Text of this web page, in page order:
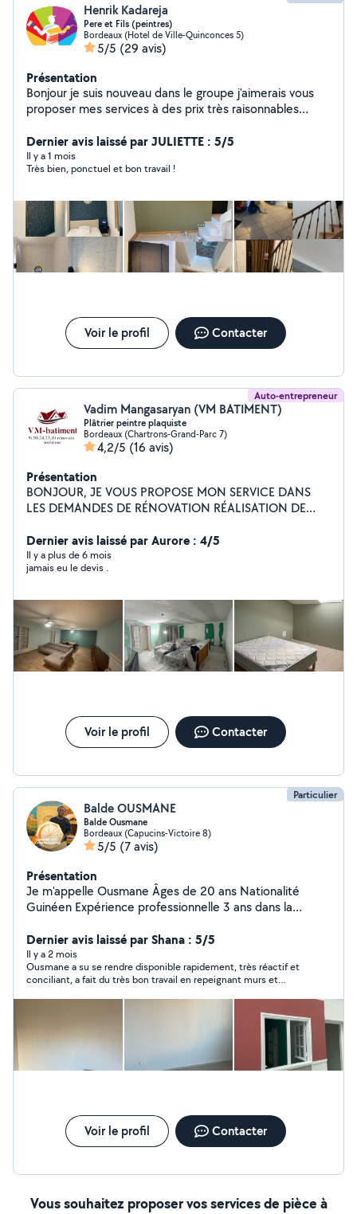
Henrik Kadareja
Pere et Fils (peintres)
Bordeaux (Hotel de Ville-Quinconces 5)
5/5 (29 avis)
Présentation
Bonjour je suis nouveau dans le groupe j'aimerais vous
proposer mes services à des prix très raisonnables
peinture intérieure et extérieure ainsi que tous les
travaux comme -Bande joint -enduit gros - enduit de
lissage - papier peints - peintures décoratives -
parquet -carrelage
Dernier avis laissé par JULIETTE : 5/5
Il y a 1 mois
Très bien, ponctuel et bon travail !
Voir le profil Contacter
Auto-entrepreneur
Vadim Mangasaryan (VM BATIMENT)
Plâtrier peintre plaquiste
Bordeaux (Chartrons-Grand-Parc 7)
4,2/5 (16 avis)
Présentation
BONJOUR, JE VOUS PROPOSE MON SERVICE DANS
LES DEMANDES DE RÉNOVATION RÉALISATION DE
DE PLÂTRE. POSE D'ISOLANTS THERMIQUES ET
ACOUSTIQUES ADAPTÉS AUX EXIGENCES DES
CLIENTS. LECTURE ET INTERPRETATION DE PLANS
FINITIONS SOIGNÉS : APPLICATION DE BANDES,
ENDUITS, RATISSAGE, PONÇAGES ET PEINTURE
INTÉRIEURE ET EXTERIEUR. RÉPARATION ET
RÉNOVATION DE SURFACES ENDOMMAGÉS EN
PLÂTRE. MONTAGE DE STRUCTURES MÉTALIQUES ET
ASSEMBLAGE. POSE DU SOL DE TOUS TYPES
SPÉCIFIQUE BETON SERRER. DÉMOLITION INTÉRIEUR.
ÉQUIPÉE AVEC TOUS LES MATÉRIELS NÉCESSAIRES
Dernier avis laissé par Aurore : 4/5
Il y a plus de 6 mois
jamais eu le devis .
Voir le profil Contacter
Particulier
Balde OUSMANE
Balde Ousmane
Bordeaux (Capucins-Victoire 8)
5/5 (7 avis)
Présentation
Je m'appelle Ousmane Âges de 20 ans Nationalité
Guinéen Expérience professionnelle 3 ans dans la
Dernier avis laissé par Shana : 5/5
Il y a 2 mois
Ousmane a su se rendre disponible rapidement, très réactif et
conciliant, a fait du très bon travail en repeignant murs et
Voir le profil Contacter
Vous souhaitez proposer vos services de pièce à